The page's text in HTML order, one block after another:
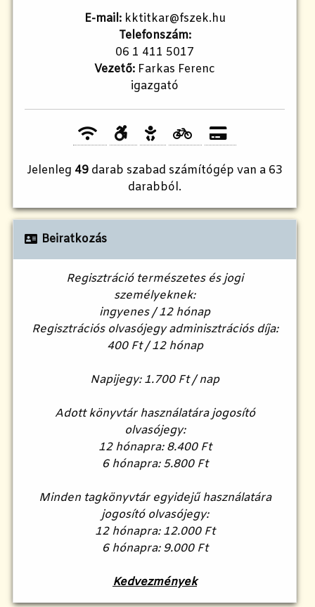
E-mail:kktitkar@fszek.hu
Telefonszám:
06 1 411 5017
Vezető: Farkas Ferenc
igazgató
Jelenleg 49 darab szabad számítógép van a 63
darabból.
Beiratkozás
Regisztráció természetes és jogi
személyeknek:
ingyenes / 12 hónap
Regisztrációs olvasójegy adminisztrációs díja:
400 Ft / 12 hónap
Napijegy: 1.700 Ft / nap
Adott könyvtár használatára jogosító
olvasójegy:
12 hónapra: 8.400 Ft
6 hónapra: 5.800 Ft
Minden tagkönyvtár egyidejű használatára
jogosító olvasójegy:
12 hónapra: 12.000 Ft
6 hónapra: 9.000 Ft
Kedvezmények